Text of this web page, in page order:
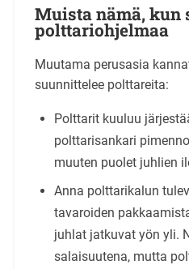
Muista nämä, kun
polttariohjelmaa
Muutama perusasia
suunnittelee polttareita:
Polttarit kuuluu
polttarisankari
muuten puolet juhlien
Anna polttarikalun
tavaroiden
juhlat jatkuvat yön yli.
salaisuutena, mutta